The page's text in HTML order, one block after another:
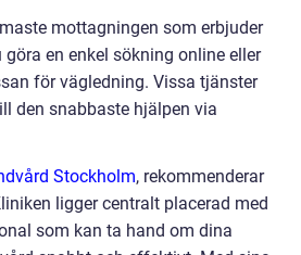
mottagningen som erbjuder
en enkel sökning online eller
för vägledning. Vissa tjänster
den snabbaste hjälpen via
Stockholm, rekommenderar
ligger centralt placerad med
som kan ta hand om dina